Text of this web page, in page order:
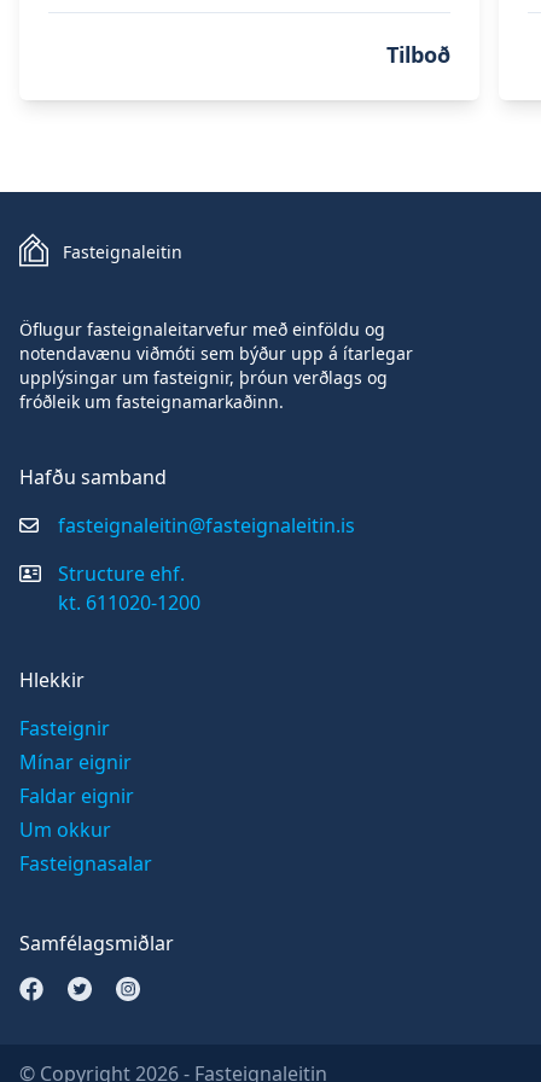
Tilboð
Fasteignaleitin
Öflugur fasteignaleitarvefur með einföldu og
notendavænu viðmóti sem býður upp á ítarlegar
upplýsingar um fasteignir, þróun verðlags og
fróðleik um fasteignamarkaðinn.
Hafðu samband
fasteignaleitin@fasteignaleitin.is
Structure ehf.
kt. 611020-1200
Hlekkir
Fasteignir
Mínar eignir
Faldar eignir
Um okkur
Fasteignasalar
Samfélagsmiðlar
Opna Facebook síðu
Opna Twitter síðu
Opna Instagram síðu
© Copyright2026- Fasteignaleitin